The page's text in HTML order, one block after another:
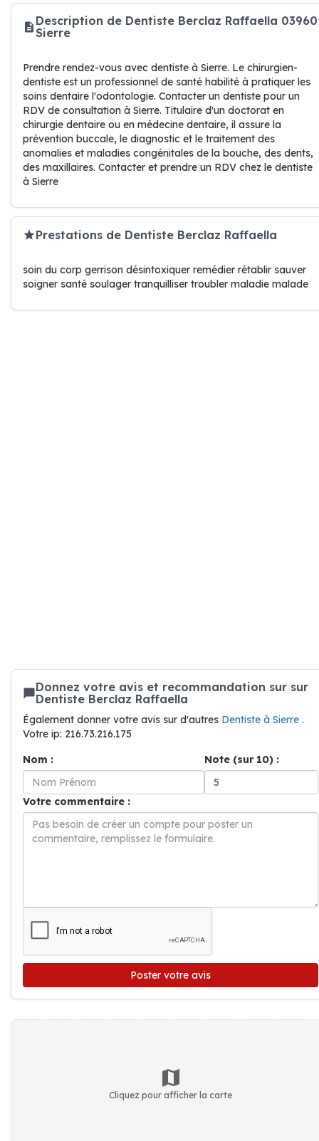
Description de Dentiste Berclaz Raffaella 03960
Sierre
Prendre rendez-vous avec dentiste à Sierre. Le chirurgien-
dentiste est un professionnel de santé habilité à pratiquer les
soins dentaire l'odontologie. Contacter un dentiste pour un
RDV de consultation à Sierre. Titulaire d'un doctorat en
chirurgie dentaire ou en médecine dentaire, il assure la
prévention buccale, le diagnostic et le traitement des
anomalies et maladies congénitales de la bouche, des dents,
des maxillaires. Contacter et prendre un RDV chez le dentiste
à Sierre
Prestations de Dentiste Berclaz Raffaella
soin du corp gerrison désintoxiquer remédier rétablir sauver
soigner santé soulager tranquilliser troubler maladie malade
Donnez votre avis et recommandation sur sur
Dentiste Berclaz Raffaella
Également donner votre avis sur d'autres Dentiste à Sierre .
Votre ip: 216.73.216.175
Nom :
Note (sur 10) :
Votre commentaire :
Poster votre avis
Cliquez pour afficher la carte